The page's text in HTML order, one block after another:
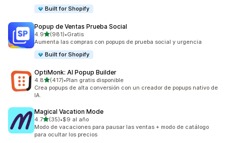
Built for Shopify
Popup de Ventas Prueba Social
4.9de 5 estrellas
(981)
981 reseñas en total
•Gratis
Aumenta las compras con popups de prueba social y urgencia
Built for Shopify
OptiMonk: AI Popup Builder
4.8de 5 estrellas
(417)
417 reseñas en total
•Plan gratis disponible
Crea popups de alta conversión con un creador de popups nativo de
IA.
Magical Vacation Mode
4.7de 5 estrellas
(35)
35 reseñas en total
•$9 al año
Modo de vacaciones para pausar las ventas + modo de catálogo
para ocultar los precios